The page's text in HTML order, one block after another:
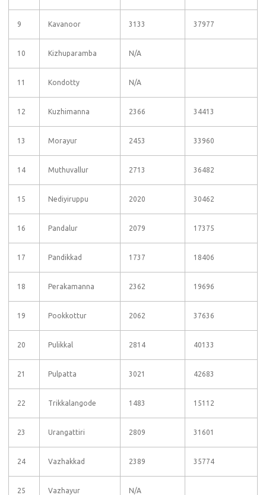
9 Kavanoor 3133 37977
10 Kizhuparamba N/A
11 Kondotty N/A
12 Kuzhimanna 2366 34413
13 Morayur 2453 33960
14 Muthuvallur 2713 36482
15 Nediyiruppu 2020 30462
16 Pandalur 2079 17375
17 Pandikkad 1737 18406
18 Perakamanna 2362 19696
19 Pookkottur 2062 37636
20 Pulikkal 2814 40133
21 Pulpatta 3021 42683
22 Trikkalangode 1483 15112
23 Urangattiri 2809 31601
24 Vazhakkad 2389 35774
25 Vazhayur N/A